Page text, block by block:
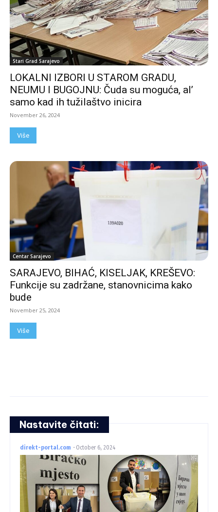
Stari Grad Sarajevo
LOKALNI IZBORI U STAROM GRADU,
NEUMU I BUGOJNU: Čuda su moguća, al’
samo kad ih tužilaštvo inicira
November 26, 2024
Više
Centar Sarajevo
SARAJEVO, BIHAĆ, KISELJAK, KREŠEVO:
Funkcije su zadržane, stanovnicima kako
bude
November 25, 2024
Više
Nastavite čitati:
direkt-portal.com - October 6, 2024